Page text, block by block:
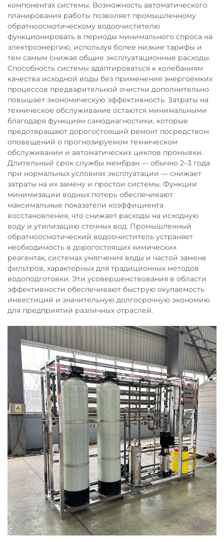
компонентах системы. Возможность автоматического
планирования работы позволяет промышленному
обратноосмотическому водоочистителю
функционировать в периоды минимального спроса на
электроэнергию, используя более низкие тарифы и
тем самым снижая общие эксплуатационные расходы.
Способность системы адаптироваться к колебаниям
качества исходной воды без применения энергоёмких
процессов предварительной очистки дополнительно
повышает экономическую эффективность. Затраты на
техническое обслуживание остаются минимальными
благодаря функциям самодиагностики, которые
предотвращают дорогостоящий ремонт посредством
оповещений о прогнозируемом техническом
обслуживании и автоматических циклов промывки.
Длительный срок службы мембран — обычно 2–3 года
при нормальных условиях эксплуатации — снижает
затраты на их замену и простои системы. Функции
минимизации водных потерь обеспечивают
максимальные показатели коэффициента
восстановления, что снижает расходы на исходную
воду и утилизацию сточных вод. Промышленный
обратноосмотический водоочиститель устраняет
необходимость в дорогостоящих химических
реагентах, системах умягчения воды и частой замене
фильтров, характерных для традиционных методов
водоподготовки. Эти усовершенствования в области
эффективности обеспечивают быструю окупаемость
инвестиций и значительную долгосрочную экономию
для предприятий различных отраслей.